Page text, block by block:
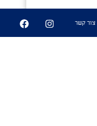
צור קשר